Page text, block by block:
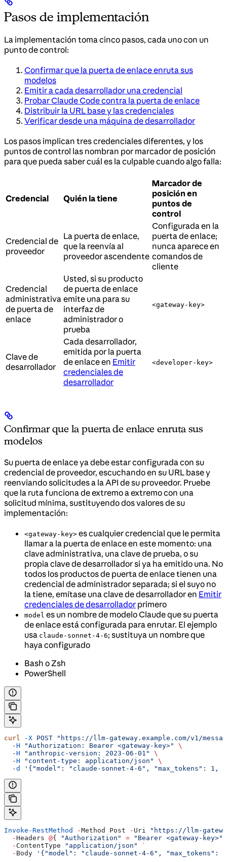
Pasos de implementación
La implementación toma cinco pasos, cada uno con un
punto de control:
Confirmar que la puerta de enlace enruta sus
modelos
Emitir a cada desarrollador una credencial
Probar Claude Code contra la puerta de enlace
Distribuir la URL base y las credenciales
Verificar desde una máquina de desarrollador
Los pasos implican tres credenciales diferentes, y los
puntos de control las nombran por marcador de posición
para que pueda saber cuál es la culpable cuando algo falla:
Credencial Quién la tiene
Marcador de
posición en
puntos de
control
Credencial de
proveedor
La puerta de enlace,
que la reenvía al
proveedor ascendente
Configurada en la
puerta de enlace;
nunca aparece en
comandos de
cliente
Credencial
administrativa
de puerta de
enlace
Usted, si su producto
de puerta de enlace
emite una para su
interfaz de
administrador o
prueba
<gateway-key>
Clave de
desarrollador
Cada desarrollador,
emitida por la puerta
de enlace en Emitir
credenciales de
desarrollador
<developer-key>
Confirmar que la puerta de enlace enruta sus
modelos
Su puerta de enlace ya debe estar configurada con su
credencial de proveedor, escuchando en su URL base y
reenviando solicitudes a la API de su proveedor. Pruebe
que la ruta funciona de extremo a extremo con una
solicitud mínima, sustituyendo dos valores de su
implementación:
<gateway-key> es cualquier credencial que le permita
llamar a la puerta de enlace en este momento: una
clave administrativa, una clave de prueba, o su
propia clave de desarrollador si ya ha emitido una. No
todos los productos de puerta de enlace tienen una
credencial de administrador separada; si el suyo no
la tiene, emítase una clave de desarrollador en Emitir
credenciales de desarrollador primero
model es un nombre de modelo Claude que su puerta
de enlace está configurada para enrutar. El ejemplo
usa claude-sonnet-4-6; sustituya un nombre que
haya configurado
Bash o Zsh
PowerShell
curl -X POST "https://llm-gateway.example.com/v1/
  -H
"Authorization: Bearer <gateway-key>"
\
  -H
"anthropic-version: 2023-06-01"
\
  -H
"content-type: application/json"
\
  -d
'{"model": "claude-sonnet-4-6", "max_tokens":
Invoke-RestMethod -Method Post - Uri
"https://llm-
  -
Headers @{ "Authorization" = "Bearer <gateway-key>"
  -
ContentType "application/json"
`
  -
Body '{"model": "claude-sonnet-4-6",